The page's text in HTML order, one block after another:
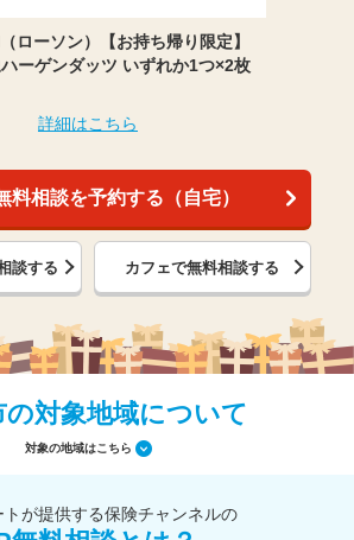
ローソン）【お持ち帰り限定】
ーゲンダッツ いずれか1つ×2枚
詳細はこちら
料相談を予約する（自宅）
談する カフェで無料相談する
の対象地域について
対象の地域はこちら
トが提供する保険チャンネルの